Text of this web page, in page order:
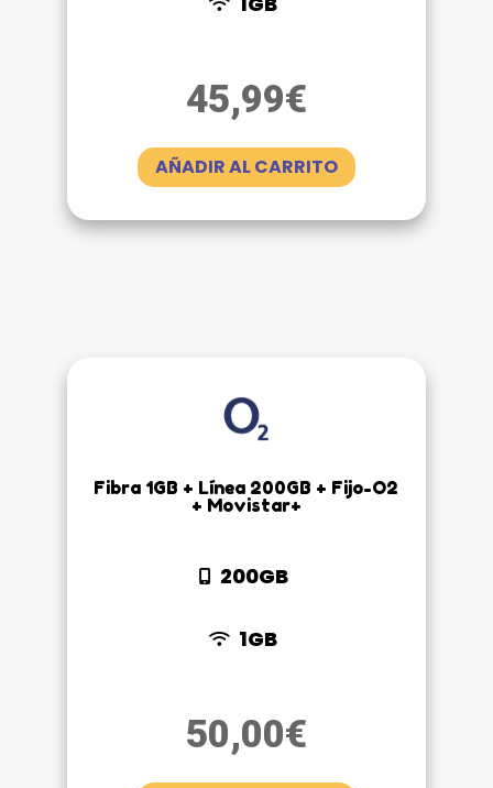
45,99€
AÑADIR AL CARRITO
Fibra 1GB + Línea 200GB + Fijo-O2
+ Movistar+
200GB
1GB
50,00€